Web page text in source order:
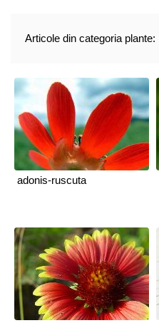
Articole din categoria plante:
adonis-ruscuta